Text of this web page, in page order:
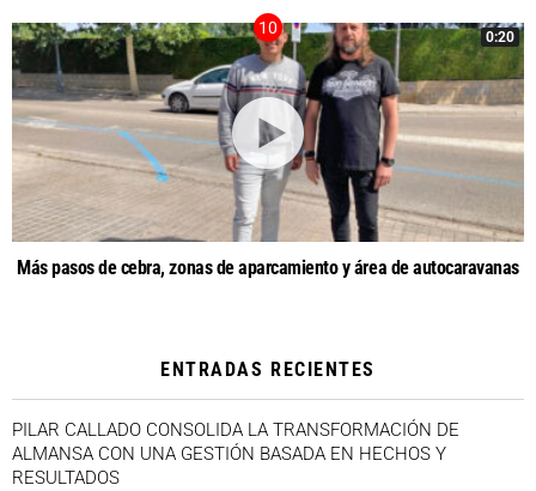
0:20
Más pasos de cebra, zonas de aparcamiento y área de autocaravanas
ENTRADAS RECIENTES
PILAR CALLADO CONSOLIDA LA TRANSFORMACIÓN DE
ALMANSA CON UNA GESTIÓN BASADA EN HECHOS Y
RESULTADOS